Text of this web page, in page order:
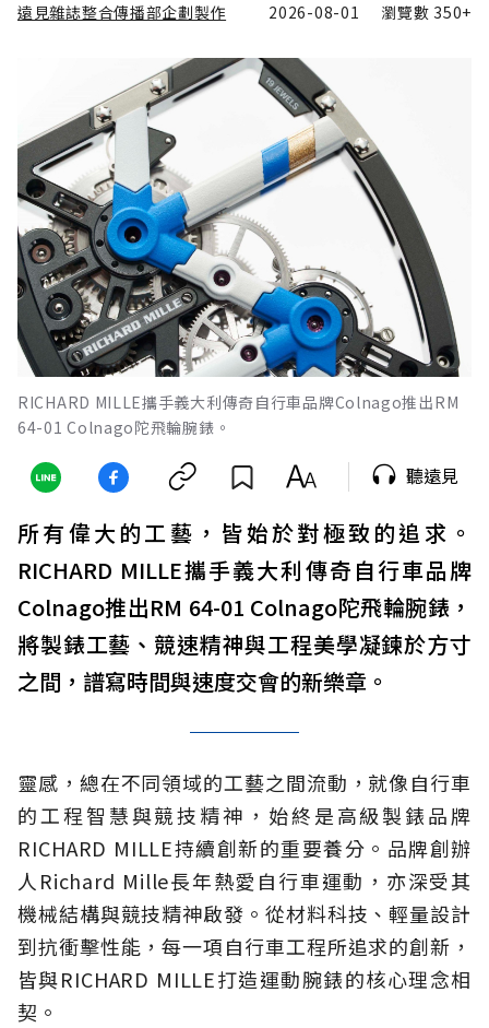
遠見雜誌整合傳播部企劃製作 2026-08-01 瀏覽數 350+
RICHARD MILLE攜手義大利傳奇自行車品牌Colnago推出RM
64-01 Colnago陀飛輪腕錶。
聽遠見
所有偉大的工藝，皆始於對極致的追求。
RICHARD MILLE攜手義大利傳奇自行車品牌
Colnago推出RM 64-01 Colnago陀飛輪腕錶，
將製錶工藝、競速精神與工程美學凝鍊於方寸
之間，譜寫時間與速度交會的新樂章。
靈感，總在不同領域的工藝之間流動，就像自行車
的工程智慧與競技精神，始終是高級製錶品牌
RICHARD MILLE持續創新的重要養分。品牌創辦
人Richard Mille長年熱愛自行車運動，亦深受其
機械結構與競技精神啟發。從材料科技、輕量設計
到抗衝擊性能，每一項自行車工程所追求的創新，
皆與RICHARD MILLE打造運動腕錶的核心理念相
契。